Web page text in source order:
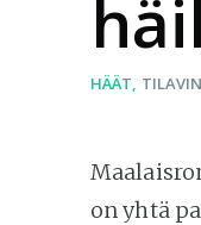
HÄÄT
on yhtä